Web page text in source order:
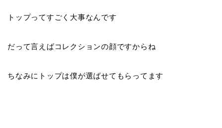
トップってすごく大事なんです
だって言えばコレクションの顔ですからね
ちなみにトップは僕が選ばせてもらってます